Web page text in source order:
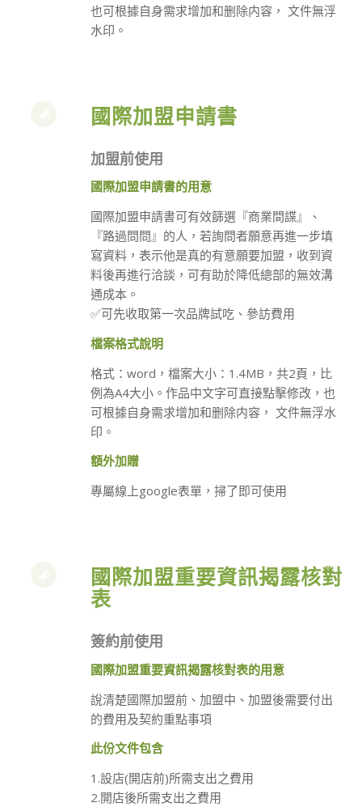
也可根據自身需求增加和删除内容， 文件無浮
水印。
國際加盟申請書
加盟前使用
國際加盟申請書的用意
國際加盟申請書可有效篩選『商業間諜』、
『路過問問』的人，若詢問者願意再進一步填
寫資料，表示他是真的有意願要加盟，收到資
料後再進行洽談，可有助於降低總部的無效溝
通成本。
✅可先收取第一次品牌試吃、參訪費用
檔案格式說明
格式：word，檔案大小：1.4MB，共2頁，比
例為A4大小。作品中文字可直接點擊修改，也
可根據自身需求增加和删除内容， 文件無浮水
印。
額外加贈
專屬線上google表單，掃了即可使用
國際加盟重要資訊揭露核對
表
簽約前使用
國際加盟重要資訊揭露核對表的用意
說清楚國際加盟前、加盟中、加盟後需要付出
的費用及契約重點事項
此份文件包含
1.設店(開店前)所需支出之費用
2.開店後所需支出之費用